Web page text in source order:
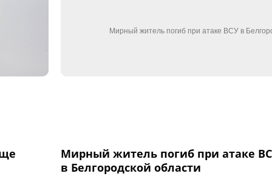
Мирный житель погиб при атаке
в Белгородской области